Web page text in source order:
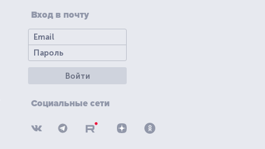
Вход в почту
Войти
Социальные сети